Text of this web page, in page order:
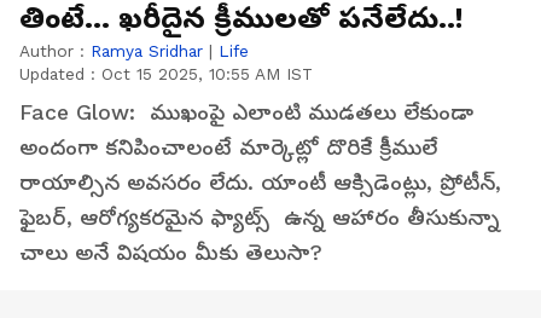
తింటే... ఖరీదైన క్రీములతో పనేలేదు..!
Author : Ramya Sridhar | Life
Updated : Oct 15 2025, 10:55 AM IST
Face Glow: ముఖంపై ఎలాంటి ముడతలు లేకుండా
అందంగా కనిపించాలంటే మార్కెట్లో దొరికే క్రీములే
రాయాల్సిన అవసరం లేదు. యాంటీ ఆక్సిడెంట్లు, ప్రోటీన్,
ఫైబర్, ఆరోగ్యకరమైన ఫ్యాట్స్ ఉన్న ఆహారం తీసుకున్నా
చాలు అనే విషయం మీకు తెలుసా?